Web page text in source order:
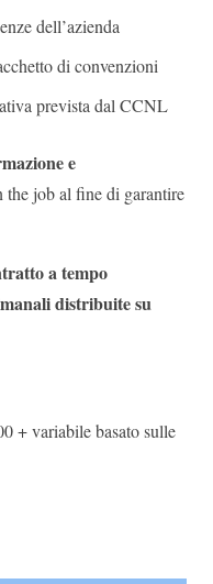
dell’azienda
di convenzioni
prevista dal CCNL
e
the job al fine di garantire
a tempo
distribuite su
+ variabile basato sulle